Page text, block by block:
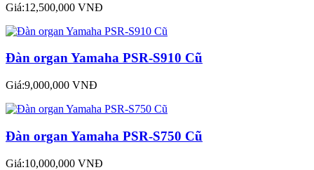
Giá:12,500,000 VNĐ
Đàn organ Yamaha PSR-S910 Cũ
Giá:9,000,000 VNĐ
Đàn organ Yamaha PSR-S750 Cũ
Giá:10,000,000 VNĐ